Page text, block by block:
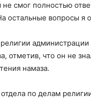
смог полностью
остальные вопросы я
отметив, что он не
намаза.
по делам